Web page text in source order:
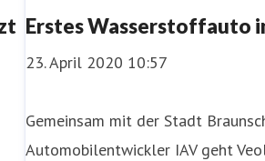
Erstes Wasserstoffauto
23. April 2020 10:57
Gemeinsam mit der Stadt
Automobilentwickler IAV geht